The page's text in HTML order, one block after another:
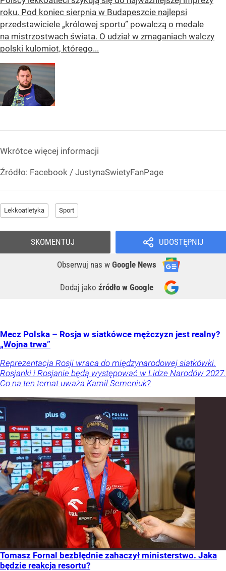
roku. Pod koniec sierpnia w Budapeszcie najlepsi
przedstawiciele „królowej sportu” powalczą o medale
na mistrzostwach świata. O udział w zmaganiach walczy
polski kulomiot, którego...
Wkrótce więcej informacji
Źródło: Facebook / JustynaSwietyFanPage
Lekkoatletyka Sport
UDOSTĘPNIJ
Obserwuj nas w Google News
Dodaj jako źródło w Google
SKOMENTUJ
Mecz Polska – Rosja w siatkówce mężczyzn jest realny?
„Wojna trwa”
Reprezentacja Rosji wraca do międzynarodowej siatkówki.
Rosjanki i Rosjanie będą występować w Lidze Narodów 2027.
Co na ten temat uważa Kamil Semeniuk?
Tomasz Fornal bezbłędnie zahaczył ministerstwo. Jaka
będzie reakcja resortu?